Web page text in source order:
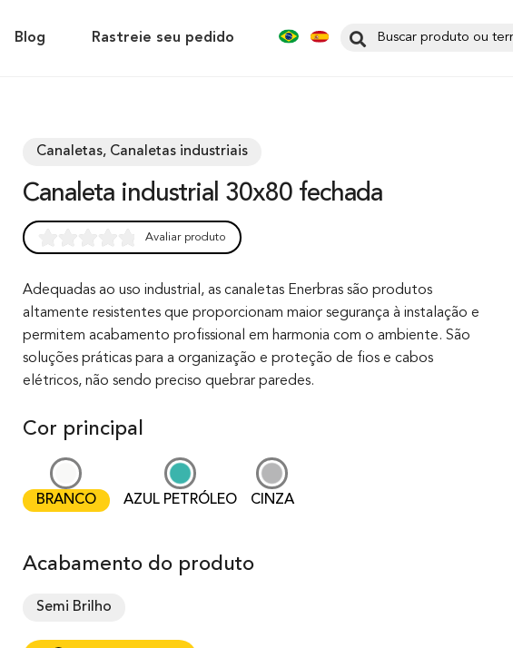
Blog Rastreie seu pedido
Canaletas, Canaletas industriais
Canaleta industrial 30x80 fechada
out of 0
based on
customer
rating
Avaliar produto
Adequadas ao uso industrial, as canaletas Enerbras são produtos
altamente resistentes que proporcionam maior segurança à instalação e
permitem acabamento profissional em harmonia com o ambiente. São
soluções práticas para a organização e proteção de fios e cabos
elétricos, não sendo preciso quebrar paredes.
Cor principal
BRANCO AZUL PETRÓLEO CINZA
Acabamento do produto
Semi Brilho